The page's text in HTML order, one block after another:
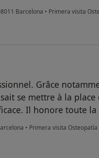
Barcelona • Primera visita
Grâce
se mettre à la
Il honore toute
• Primera visita Osteopatía